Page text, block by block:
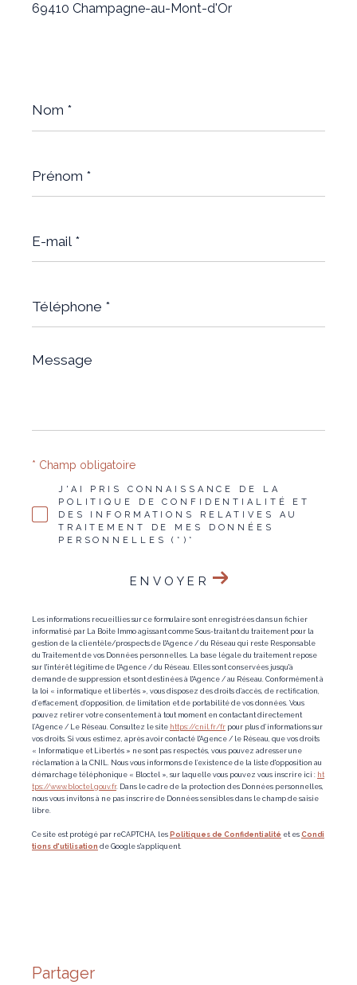
69410 Champagne-au-Mont-d'Or
*
*
mail
*
*
Message
*
J'AI PRIS CONNAISSANCE DE LA
POLITIQUE DE CONFIDENTIALITÉ ET
DES INFORMATIONS RELATIVES AU
TRAITEMENT DE MES DONNÉES
PERSONNELLES (*)*
* Champ obligatoire
ENVOYER
Les informations recueillies sur ce formulaire sont enregistrées dans un fichier
informatisé par La Boite Immo agissant comme Sous-traitant du traitement pour la
gestion de la clientèle/prospects de l'Agence / du Réseau qui reste Responsable
du Traitement de vos Données personnelles. La base légale du traitement repose
sur l'intérêt légitime de l'Agence / du Réseau. Elles sont conservées jusqu'à
demande de suppression et sont destinées à l'Agence / au Réseau. Conformément à
la loi « informatique et libertés », vous disposez des droits d’accès, de rectification,
d’effacement, d’opposition, de limitation et de portabilité de vos données. Vous
pouvez retirer votre consentement à tout moment en contactant directement
l’Agence / Le Réseau. Consultez le site https://cnil.fr/fr pour plus d’informations sur
vos droits. Si vous estimez, après avoir contacté l'Agence / le Réseau, que vos droits
« Informatique et Libertés » ne sont pas respectés, vous pouvez adresser une
réclamation à la CNIL. Nous vous informons de l’existence de la liste d'opposition au
démarchage téléphonique « Bloctel », sur laquelle vous pouvez vous inscrire ici : ht
tps://www.bloctel.gouv.fr. Dans le cadre de la protection des Données personnelles,
nous vous invitons à ne pas inscrire de Données sensibles dans le champ de saisie
libre.
Ce site est protégé par reCAPTCHA, les Politiques de Confidentialité et es Condi
tions d'utilisation de Google s'appliquent.
partager